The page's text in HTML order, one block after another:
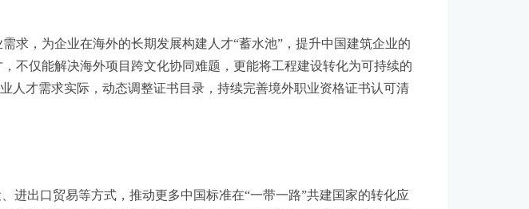
培养国际化复合型人才，同时，进一步优化相关配套政策。
不仅能解决海外项目跨文化协同难题，更能将工程建设转化为可持续的